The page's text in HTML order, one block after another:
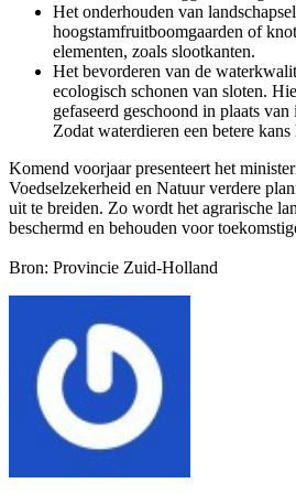
Het onderhouden van
hoogstamfruitboomgaarden of
elementen, zoals slootkanten.
Het bevorderen van de
ecologisch schonen van sloten.
gefaseerd geschoond in plaats van
Zodat waterdieren een betere
Komend voorjaar presenteert het
Voedselzekerheid en Natuur verdere
uit te breiden. Zo wordt het agrarische
beschermd en behouden voor
Bron: Provincie Zuid-Holland